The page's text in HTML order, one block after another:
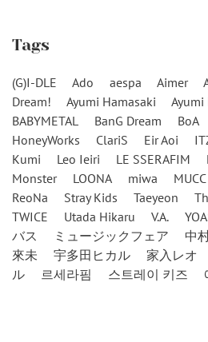
Tags
(G)I-DLE Ado aespa Aimer
Dream!
Ayumi Hamasaki
Ayumi
BABYMETAL
BanG Dream BoA
HoneyWorks
ClariS Eir Aoi
Kumi
Leo Ieiri LE SSERAFIM
Monster
LOONA miwa MUCC
ReoNa
Stray Kids Taeyeon
TWICE
Utada Hikaru V.A.
バス
ミュージックフェア 中
來未
宇多田ヒカル 家入レオ
ル
르세라핌 스트레이 키즈